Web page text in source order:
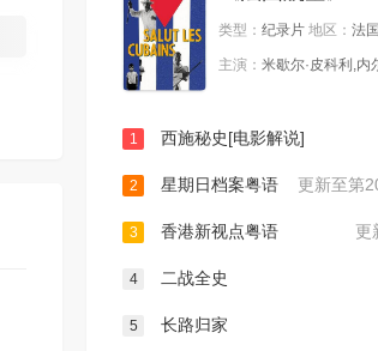
类型： 纪录片 地区： 法国
主演： 米歇尔·皮科利,内
1 西施秘史[电影解说]
更新至第
2 星期日档案粤语
更
3 香港新视点粤语
4 二战全史
5 长路归家